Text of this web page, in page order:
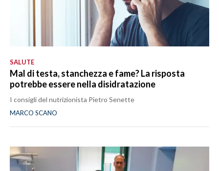
SALUTE
Mal di testa, stanchezza e fame? La risposta
potrebbe essere nella disidratazione
I consigli del nutrizionista Pietro Senette
MARCO SCANO